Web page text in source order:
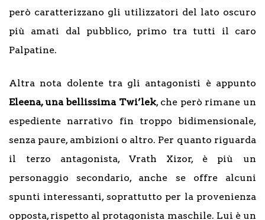
però caratterizzano gli utilizzatori del lato oscuro
più amati dal pubblico, primo tra tutti il caro
Palpatine.
Altra nota dolente tra gli antagonisti è appunto
Eleena, una bellissima Twi’lek, che però rimane un
espediente narrativo fin troppo bidimensionale,
senza paure, ambizioni o altro. Per quanto riguarda
il terzo antagonista, Vrath Xizor, è più un
personaggio secondario, anche se offre alcuni
spunti interessanti, soprattutto per la provenienza
opposta, rispetto al protagonista maschile. Lui è un